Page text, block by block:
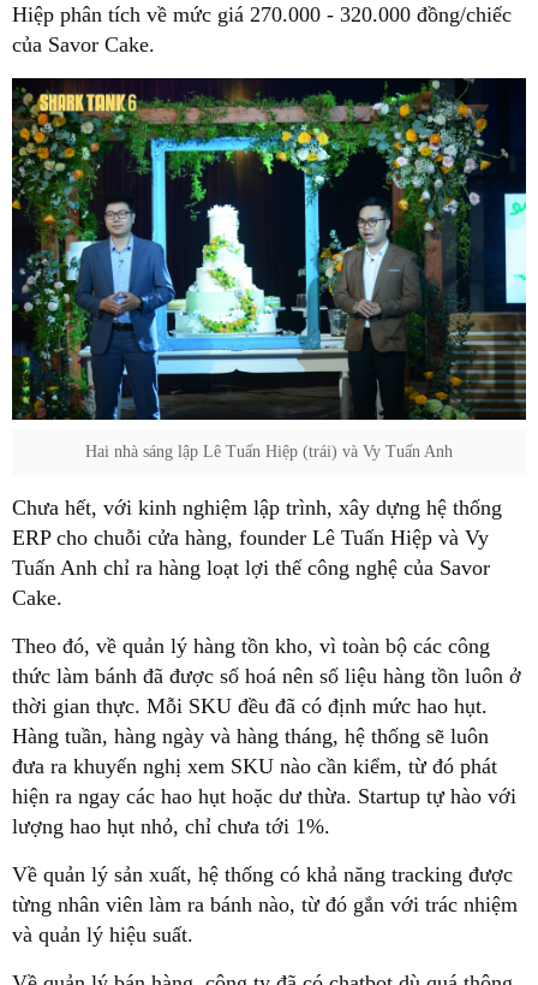
Hiệp phân tích về mức giá 270.000 - 320.000 đồng/chiếc
của Savor Cake.
Hai nhà sáng lập Lê Tuấn Hiệp (trái) và Vy Tuấn Anh
Chưa hết, với kinh nghiệm lập trình, xây dựng hệ thống
ERP cho chuỗi cửa hàng, founder Lê Tuấn Hiệp và Vy
Tuấn Anh chỉ ra hàng loạt lợi thế công nghệ của Savor
Cake.
Theo đó, về quản lý hàng tồn kho, vì toàn bộ các công
thức làm bánh đã được số hoá nên số liệu hàng tồn luôn ở
thời gian thực. Mỗi SKU đều đã có định mức hao hụt.
Hàng tuần, hàng ngày và hàng tháng, hệ thống sẽ luôn
đưa ra khuyến nghị xem SKU nào cần kiểm, từ đó phát
hiện ra ngay các hao hụt hoặc dư thừa. Startup tự hào với
lượng hao hụt nhỏ, chỉ chưa tới 1%.
Về quản lý sản xuất, hệ thống có khả năng tracking được
từng nhân viên làm ra bánh nào, từ đó gắn với trác nhiệm
và quản lý hiệu suất.